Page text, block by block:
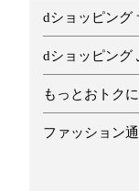
dショッピング
dショッピング
もっとおトク
ファッション